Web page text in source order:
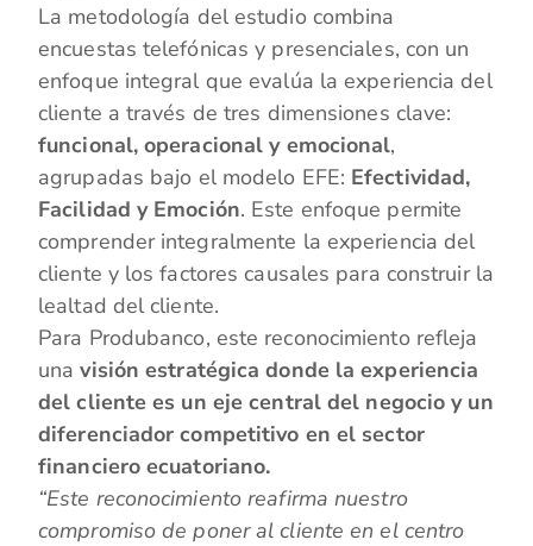
La metodología del estudio combina
encuestas telefónicas y presenciales, con un
enfoque integral que evalúa la experiencia del
cliente a través de tres dimensiones clave:
funcional, operacional y emocional,
agrupadas bajo el modelo EFE: Efectividad,
Facilidad y Emoción. Este enfoque permite
comprender integralmente la experiencia del
cliente y los factores causales para construir la
lealtad del cliente.
Para Produbanco, este reconocimiento refleja
unavisión estratégica donde la experiencia
del cliente es un eje central del negocio y un
diferenciador competitivo en el sector
financiero ecuatoriano.
“Este reconocimiento reafirma nuestro
compromiso de poner al cliente en el centro